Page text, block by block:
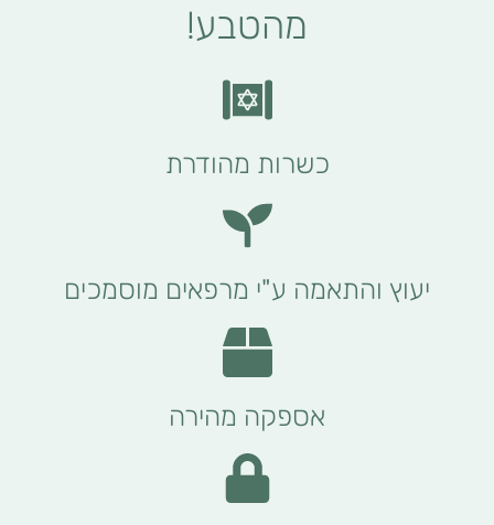
מהטבע!
כשרות מהודרת
יעוץ והתאמה ע"י מרפאים מוסמכים
אספקה מהירה